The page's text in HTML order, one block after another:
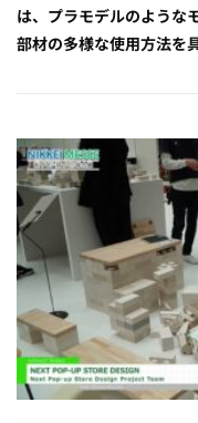
は、プラモデルのような
部材の多様な使用方法を